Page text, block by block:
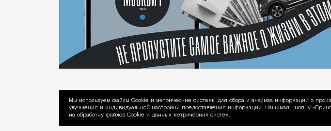
Уведомление об использовании
Мы используем файлы Сookie и метрические системы для сбора и анализа информации о
улучшения и индивидуальной настройки предоставления информации. Нажимая кнопку
на обработку файлов Cookie и данных метрических систем.